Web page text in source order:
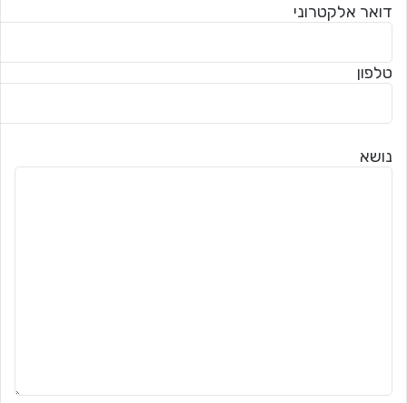
דואר אלקטרוני
טלפון
נושא